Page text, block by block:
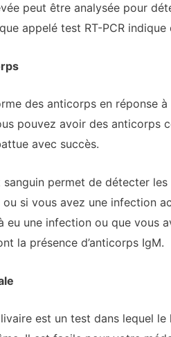
peut être analysée pour
appelé test RT-PCR
des anticorps en réponse
pouvez avoir des anticorps
avec succès.
sanguin permet de détecter
si vous avez une infection
eu une infection ou que vous
la présence d’anticorps IgM.
est un test dans lequel